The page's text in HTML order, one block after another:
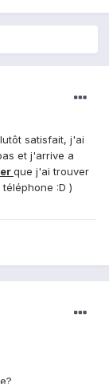
satisfait, j'ai
et j'arrive a
que j'ai trouver
:D )